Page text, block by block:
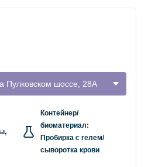
Пулковском шоссе, 28А
Контейнер/
биоматериал:
Пробирка с гелем/
сыворотка крови